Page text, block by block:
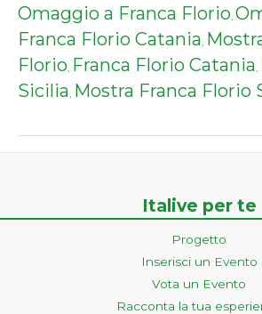
Omaggio a Franca Florio,
Franca Florio Catania,
Florio, Franca Florio Catania,
Sicilia, Mostra Franca Florio
Italive per te
Progetto
Inserisci un Evento
Vota un Evento
Racconta la tua